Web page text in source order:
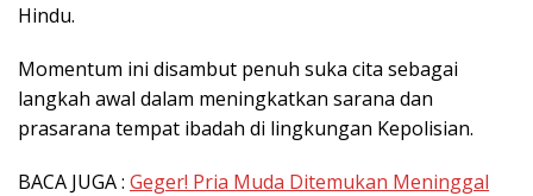
Hindu.
Momentum ini disambut penuh suka cita sebagai
langkah awal dalam meningkatkan sarana dan
prasarana tempat ibadah di lingkungan Kepolisian.
BACA JUGA : Geger! Pria Muda Ditemukan Meninggal